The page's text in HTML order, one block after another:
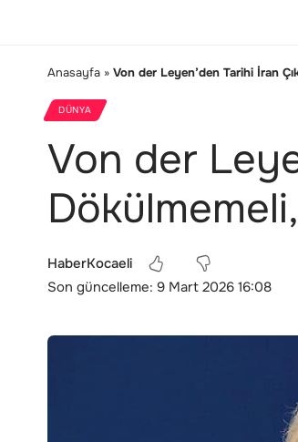
Anasayfa » Von der Leyen’den Tarihi İran
DÜNYA
Von der
Son güncelleme: 9 Mart 2026 16:08
HaberKocaeli